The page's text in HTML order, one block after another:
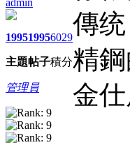
1995
主題
1995
帖子
6029
積分
管理員
傳
精
金